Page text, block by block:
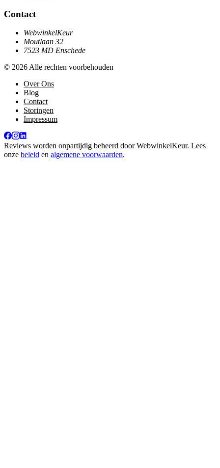
Contact
WebwinkelKeur
Moutlaan 32
7523 MD Enschede
© 2026 Alle rechten voorbehouden
Over Ons
Blog
Contact
Storingen
Impressum
Reviews worden onpartijdig beheerd doorWebwinkelKeur. Lees
onze beleid en algemene voorwaarden.